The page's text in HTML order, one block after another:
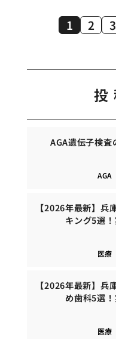
1 2 3
AGA遺伝子検査
AGA
【2026年最新】兵
キング5選
医療
【2026年最新】兵
め歯科5選
医療